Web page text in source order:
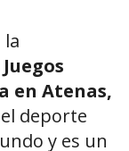
la
en Atenas,
deporte
y es un